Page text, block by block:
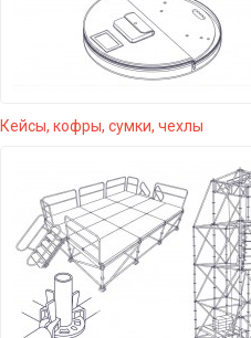
Кейсы, кофры, сумки, чехлы